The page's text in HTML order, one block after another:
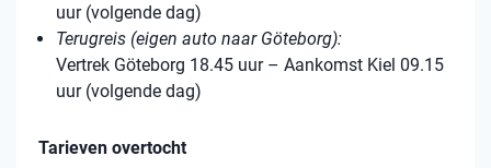
uur (volgende dag)
Terugreis (eigen auto naar Göteborg):
Vertrek Göteborg 18.45 uur – Aankomst Kiel 09.15
uur (volgende dag)
Tarieven overtocht